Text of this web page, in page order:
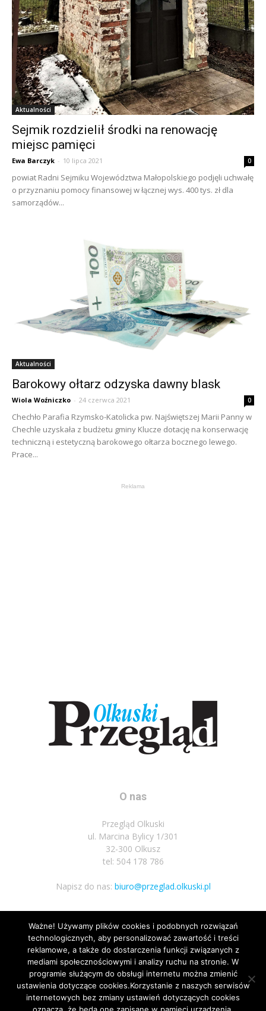
Aktualności
Sejmik rozdzielił środki na renowację
miejsc pamięci
Ewa Barczyk - 10 lipca 2021 0
powiat Radni Sejmiku Województwa Małopolskiego podjęli uchwałę
o przyznaniu pomocy finansowej w łącznej wys. 400 tys. zł dla
samorządów...
Aktualności
Barokowy ołtarz odzyska dawny blask
Wiola Woźniczko - 24 czerwca 2021 0
Chechło Parafia Rzymsko-Katolicka pw. Najświętszej Marii Panny w
Chechle uzyskała z budżetu gminy Klucze dotację na konserwację
techniczną i estetyczną barokowego ołtarza bocznego lewego.
Prace...
Reklama
O nas
Przegląd Olkuski
ul. Marcina Bylicy 1/301
32-300 Olkusz
tel: 504 178 786
Napisz do nas: biuro@przeglad.olkuski.pl
Podążaj za nami
Ważne! Używamy plików cookies i podobnych rozwiązań
technologicznych, aby personalizować zawartość i treści
reklamowe, a także do dostarczenia funkcji związanych z
mediami społecznościowymi i analizy ruchu na stronie. W
programie służącym do obsługi internetu można zmienić
ustawienia dotyczące cookies.Korzystanie z naszych serwisów
internetowych bez zmiany ustawień dotyczących cookies